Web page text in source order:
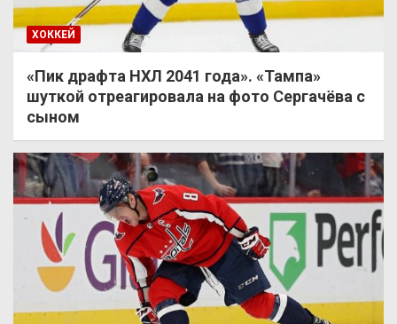
ХОККЕЙ
«Пик драфта НХЛ 2041 года». «Тампа»
шуткой отреагировала на фото Сергачёва с
сыном